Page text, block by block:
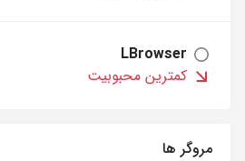
LBrowser
کمترین محبوبیت
مروگر ها